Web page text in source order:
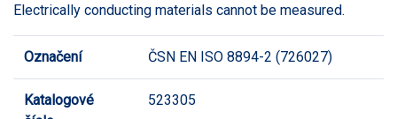
Electrically conducting materials cannot be measured.
Označení ČSN EN ISO 8894-2 (726027)
Katalogové
523305